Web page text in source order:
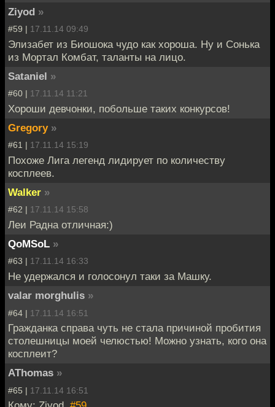
Ziyod »
#59 | 17.11.14 09:49
Элизабет из Биошока чудо как хороша. Ну и Сонька
из Мортал Комбат, таланты на лицо.
Sataniel »
#60 | 17.11.14 11:21
Хороши девчонки, побольше таких конкурсов!
Gregory »
#61 | 17.11.14 15:19
Похоже Лига легенд лидирует по количеству
косплеев.
Walker »
#62 | 17.11.14 15:58
Леи Радна отличная:)
QoMSoL »
#63 | 17.11.14 16:33
Не удержался и голосонул таки за Машку.
valar morghulis »
#64 | 17.11.14 16:51
Гражданка справа чуть не стала причиной пробития
столешницы моей челюстью! Можно узнать, кого она
косплеит?
AThomas »
#65 | 17.11.14 16:51